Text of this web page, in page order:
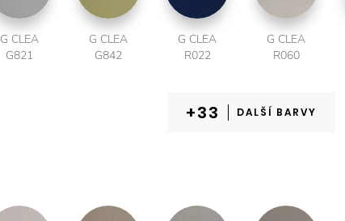
G CLEA
G821
G CLEA
G842
G CLEA
R022
G CLEA
R060
DALŠÍ BARVY